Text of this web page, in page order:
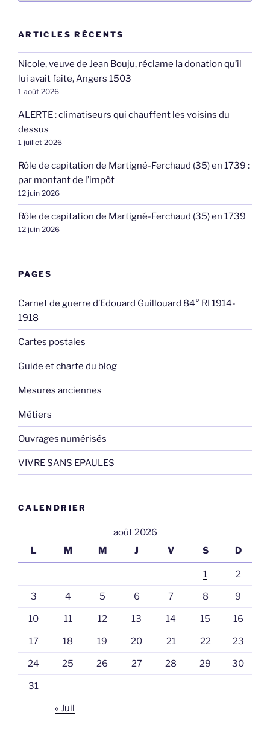
ARTICLES RÉCENTS
Nicole, veuve de Jean Bouju, réclame la donation qu’il
lui avait faite, Angers 1503
1 août 2026
ALERTE : climatiseurs qui chauffent les voisins du
dessus
1 juillet 2026
Rôle de capitation de Martigné-Ferchaud (35) en 1739 :
par montant de l’impôt
12 juin 2026
Rôle de capitation de Martigné-Ferchaud (35) en 1739
12 juin 2026
PAGES
Carnet de guerre d’Edouard Guillouard 84° RI 1914-
1918
Cartes postales
Guide et charte du blog
Mesures anciennes
Métiers
Ouvrages numérisés
VIVRE SANS EPAULES
CALENDRIER
août 2026
L
M M J V S D
1 2
3 4 5 6 7 8 9
10 11 12 13 14 15 16
17 18 19 20 21 22 23
24 25 26 27 28 29 30
31
« Juil